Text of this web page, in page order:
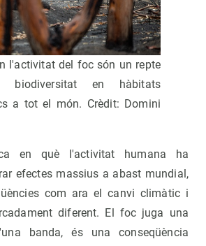
l'activitat del foc són un repte
en hàbitats
a tot el món. Crèdit: Domini
en què l'activitat humana ha
efectes massius a abast mundial,
com ara el canvi climàtic i
diferent. El foc juga una
banda, és una conseqüència